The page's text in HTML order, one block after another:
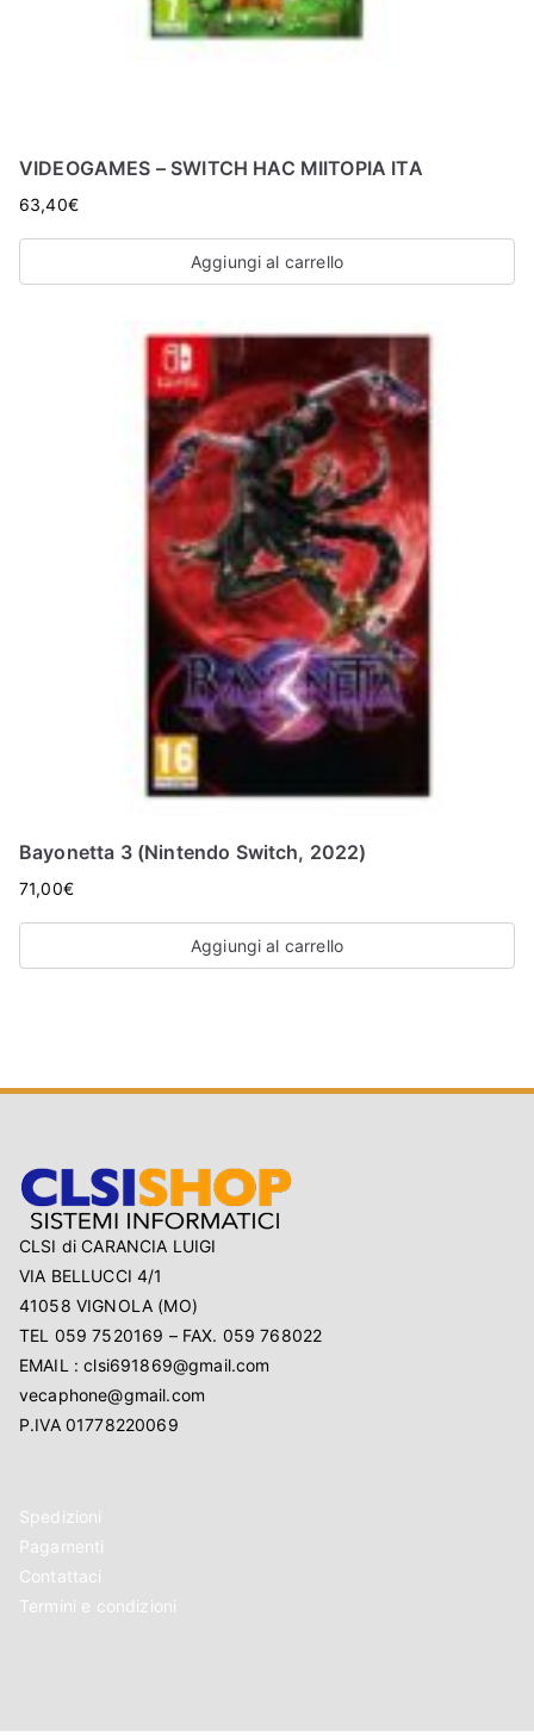
VIDEOGAMES – SWITCH HAC MIITOPIA ITA
63,40€
Aggiungi al carrello
Bayonetta 3 (Nintendo Switch, 2022)
71,00€
Aggiungi al carrello
CLSI di CARANCIA LUIGI
VIA BELLUCCI 4/1
41058 VIGNOLA (MO)
TEL 059 7520169 – FAX. 059 768022
EMAIL : clsi691869@gmail.com
vecaphone@gmail.com
P.IVA 01778220069
Spedizioni
Pagamenti
Contattaci
Termini e condizioni